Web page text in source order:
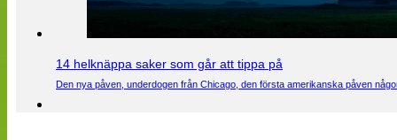
14 helknäppa saker som går att tippa på
Den nya påven, underdogen från Chicago, den första amerikanska påven